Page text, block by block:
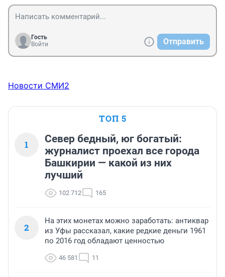
Гость
Войти
Отправить
Новости СМИ2
ТОП 5
1
Север бедный, юг богатый:
журналист проехал все города
Башкирии — какой из них
лучший
102 712 165
2
На этих монетах можно заработать: антиквар
из Уфы рассказал, какие редкие деньги 1961
по 2016 год обладают ценностью
46 581 11